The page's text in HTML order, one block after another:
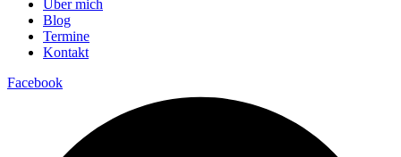
Über mich
Blog
Termine
Kontakt
Facebook